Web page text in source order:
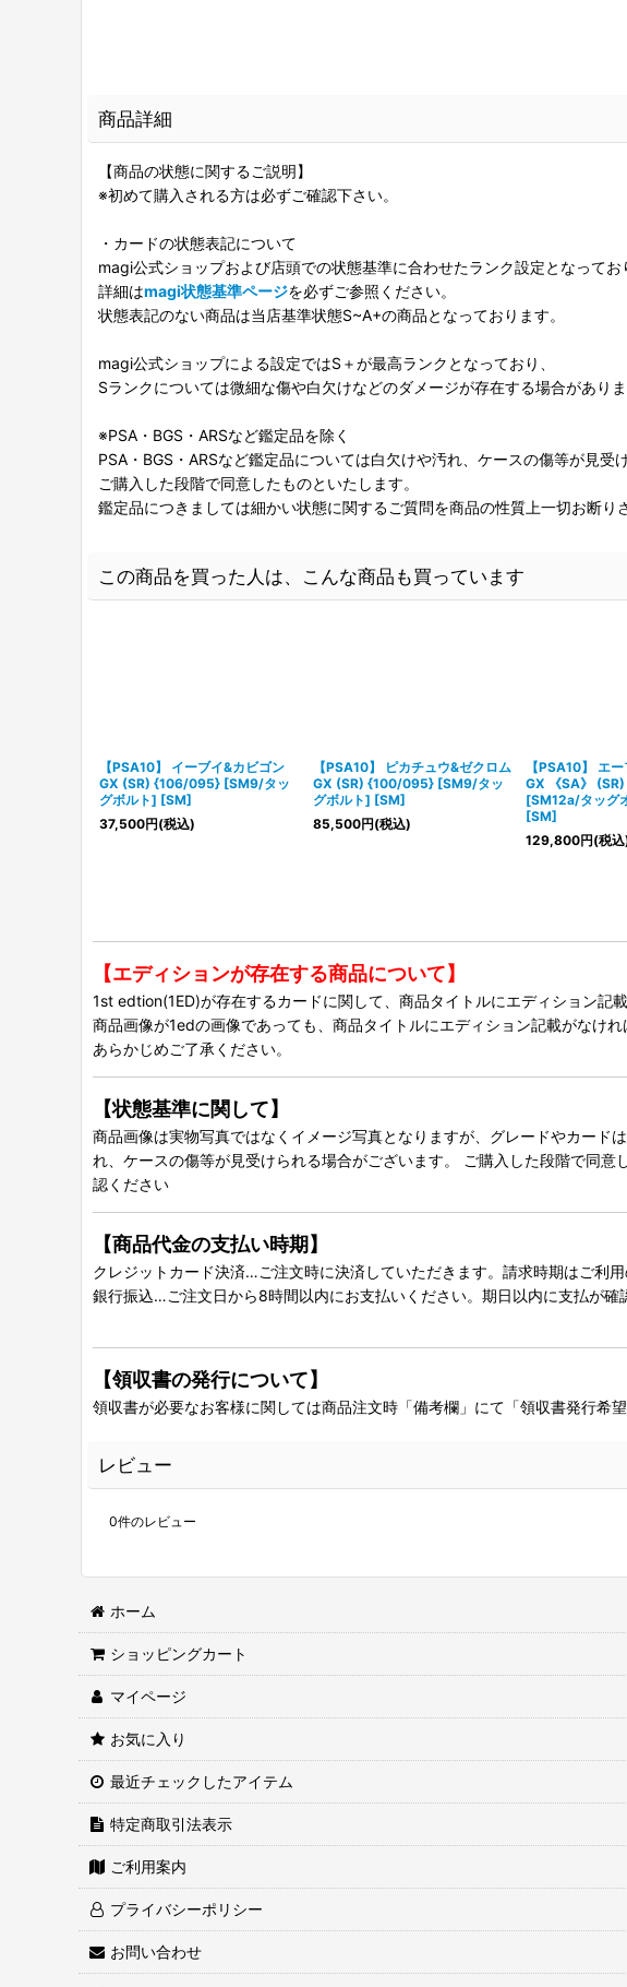
商品詳細
【商品の状態に関するご説明】
※初めて購入される方は必ずご確認下さい。
・カードの状態表記について
magi公式ショップおよび店頭での状態基準に合わせたランク設定となってお
詳細はmagi状態基準ページを必ずご参照ください。
状態表記のない商品は当店基準状態S~A+の商品となっております。
magi公式ショップによる設定ではS＋が最高ランクとなっており、
Sランクについては微細な傷や白欠けなどのダメージが存在する場合がありま
※PSA・BGS・ARSなど鑑定品を除く
PSA・BGS・ARSなど鑑定品については白欠けや汚れ、ケースの傷等が見受
ご購入した段階で同意したものといたします。
鑑定品につきましては細かい状態に関するご質問を商品の性質上一切お断り
この商品を買った人は、こんな商品も買っています
【PSA10】 イーブイ&カビゴン
GX (SR) {106/095} [SM9/タッ
グボルト] [SM]
37,500円(税込)
【PSA10】 ピカチュウ&ゼクロム
GX (SR) {100/095} [SM9/タッ
グボルト] [SM]
85,500円(税込)
【PSA10】 エ
GX 《SA》
[SM12a/タッグ
[SM]
129,800円(税
【エディションが存在する商品について】
1st edtion(1ED)が存在するカードに関して、商品タイトルにエディション記
商品画像が1edの画像であっても、商品タイトルにエディション記載がなけれ
あらかじめご了承ください。
【状態基準に関して】
商品画像は実物写真ではなくイメージ写真となりますが、グレードやカード
れ、ケースの傷等が見受けられる場合がございます。 ご購入した段階で同
認ください
【商品代金の支払い時期】
クレジットカード決済…ご注文時に決済していただきます。請求時期はご利用
銀行振込…ご注文日から8時間以内にお支払いください。期日以内に支払が
【領収書の発行について】
領収書が必要なお客様に関しては商品注文時「備考欄」にて「領収書発行希望
レビュー
0件のレビュー
ホーム
ショッピングカート
マイページ
お気に入り
最近チェックしたアイテム
特定商取引法表示
ご利用案内
プライバシーポリシー
お問い合わせ